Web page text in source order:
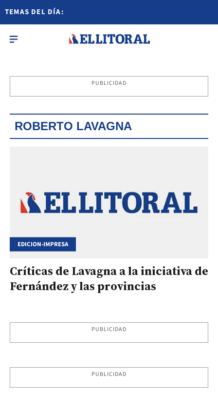
TEMAS DEL DÍA:
PUBLICIDAD
ROBERTO LAVAGNA
EDICION-IMPRESA
Críticas de Lavagna a la iniciativa de
Fernández y las provincias
PUBLICIDAD
PUBLICIDAD